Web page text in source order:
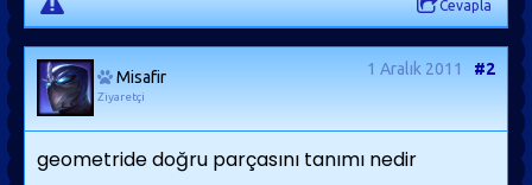
Cevapla
Misafir
Ziyaretçi
1 Aralık 2011 #2
geometride doğru parçasını tanımı nedir